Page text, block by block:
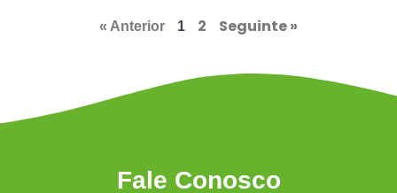
« Anterior 1 2 Seguinte »
Fale Conosco